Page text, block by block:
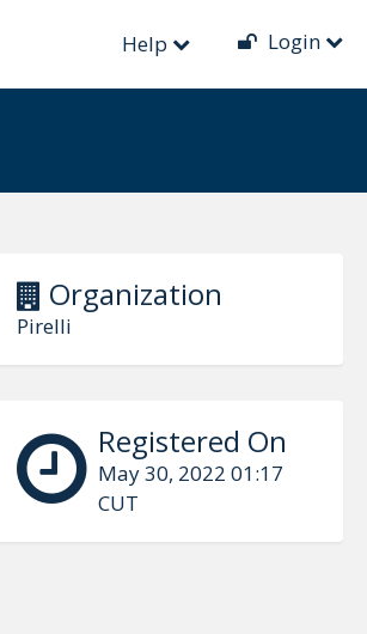
Help Login
Organization
Pirelli
Registered On
May 30, 2022 01:17
CUT